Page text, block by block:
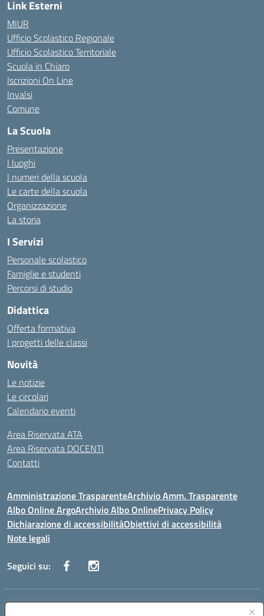
Link Esterni
MIUR
Ufficio Scolastico Regionale
Ufficio Scolastico Territoriale
Scuola in Chiaro
Iscrizioni On Line
Invalsi
Comune
La Scuola
Presentazione
I luoghi
I numeri della scuola
Le carte della scuola
Organizzazione
La storia
I Servizi
Personale scolastico
Famiglie e studenti
Percorsi di studio
Didattica
Offerta formativa
I progetti delle classi
Novità
Le notizie
Le circolari
Calendario eventi
Area Riservata ATA
Area Riservata DOCENTI
Contatti
Amministrazione TrasparenteArchivio Amm. Trasparente
Albo Online ArgoArchivio Albo OnlinePrivacy Policy
Dichiarazione di accessibilitàObiettivi di accessibilità
Note legali
Seguici su:
Indirizzo: